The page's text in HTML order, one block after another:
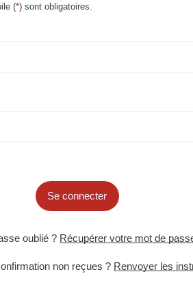
(*) sont obligatoires.
Se connecter
oublié ? Récupérer votre mot de
non reçues ? Renvoyer les